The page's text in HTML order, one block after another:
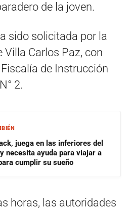
de la joven.
sido solicitada por la
Villa Carlos Paz, con
Fiscalía de Instrucción
2.
juega en las inferiores del
necesita ayuda para viajar a
cumplir su sueño
horas, las autoridades